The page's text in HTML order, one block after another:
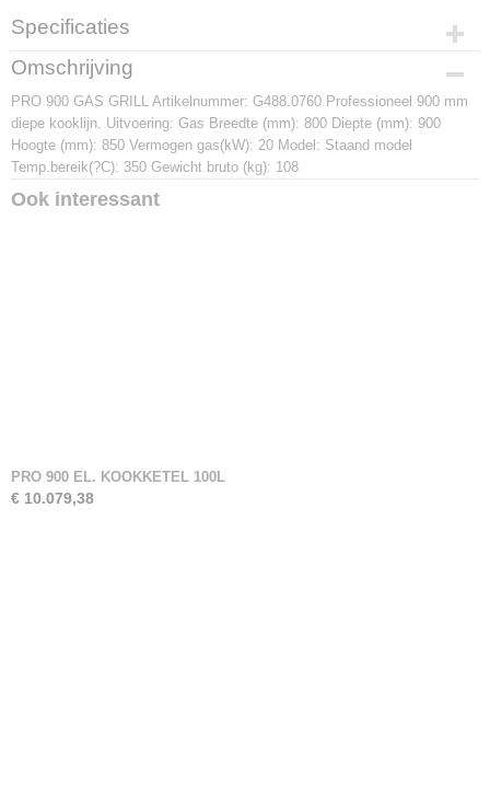
Specificaties
Productcode
Afmetingen (l,b,h)
0 x 900 x 0 mm
Omschrijving
PRO 900 GAS GRILL Artikelnummer: G488.0760 Professioneel 900 mm
diepe kooklijn. Uitvoering: Gas Breedte (mm): 800 Diepte (mm): 900
Hoogte (mm): 850 Vermogen gas(kW): 20 Model: Staand model
Temp.bereik(?C): 350 Gewicht bruto (kg): 108
Ook interessant
PRO 900 EL. KOOKKETEL 100L
€ 10.079,38